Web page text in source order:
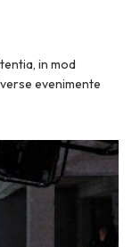
in mod
evenimente